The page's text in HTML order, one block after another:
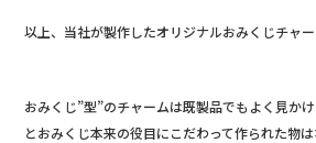
以上、当社が製作したオリジナルおみくじチャー
おみくじ”型”のチャームは既製品でもよく見か
とおみくじ本来の役目にこだわって作られた物